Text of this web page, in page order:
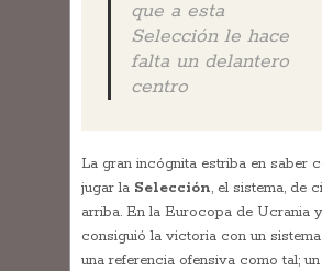
que a esta
Selección le hace
falta un delantero
centro
La gran incógnita estriba en saber
jugar la Selección, el sistema, de
arriba. En la Eurocopa de Ucrania
consiguió la victoria con un
una referencia ofensiva como tal; un